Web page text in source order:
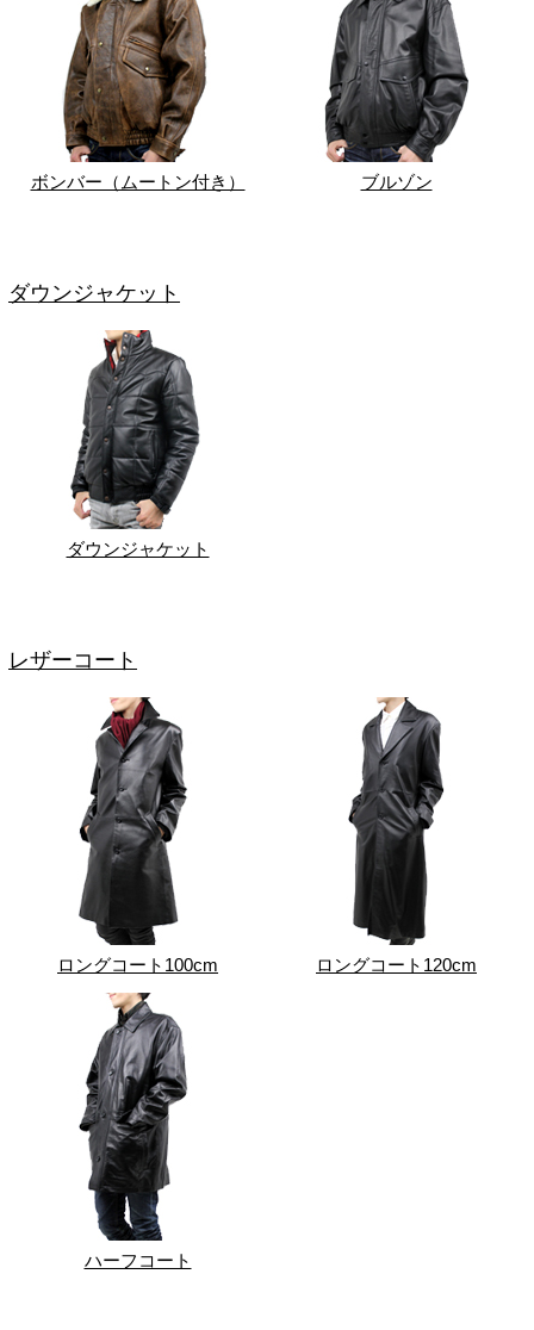
ボンバー（ムートン付き） ブルゾン
ダウンジャケット
ダウンジャケット
レザーコート
ロングコート100cm ロングコート120cm
ハーフコート